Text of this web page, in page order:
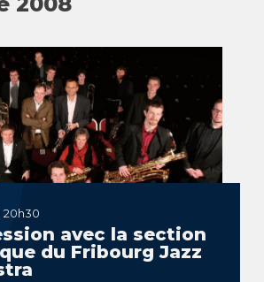
20h30
avec la section
du Fribourg Jazz